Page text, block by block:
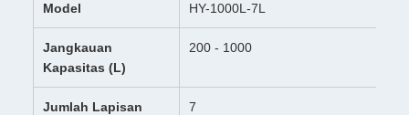
Model HY-1000L-7L
Jangkauan
Kapasitas (L)
200 - 1000
Jumlah Lapisan 7